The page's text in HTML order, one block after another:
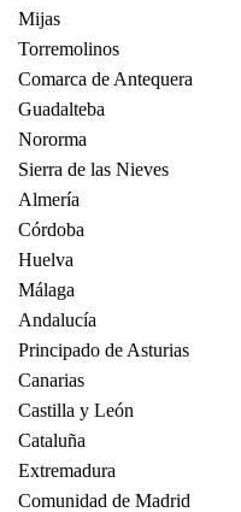
Mijas
Torremolinos
Comarca de Antequera
Guadalteba
Nororma
Sierra de las Nieves
Almería
Córdoba
Huelva
Málaga
Andalucía
Principado de Asturias
Canarias
Castilla y León
Cataluña
Extremadura
Comunidad de Madrid